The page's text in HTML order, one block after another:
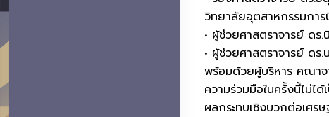
วิทยาลัยอุตสาหกรรมการ
• ผู้ช่วยศาสตราจารย์ ด
• ผู้ช่วยศาสตราจารย์ ด
พร้อมด้วยผู้บริหาร คณาจ
ความร่วมมือในครั้งนี้ไม่
ผลกระทบเชิงบวกต่อเศร